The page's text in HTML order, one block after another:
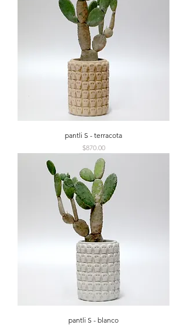
pantli S - terracota
Precio
$870.00
pantli S - blanco